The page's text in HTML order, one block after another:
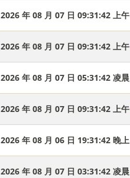
2026 年 08 月 07 日 09:31:43 上午
2026 年 08 月 07 日 09:31:43 上午
2026 年 08 月 07 日 05:31:43 凌晨
2026 年 08 月 07 日 09:31:43 上午
2026 年 08 月 06 日 19:31:43 晚上
2026 年 08 月 07 日 03:31:43 凌晨